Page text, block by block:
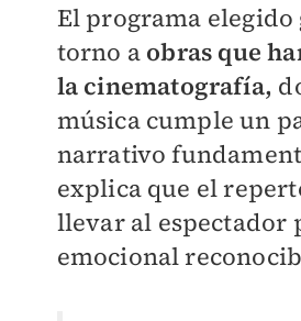
El programa elegido
torno aobras que
la cinematografía,
música cumple un
narrativo
explica que el
llevar al espectador
emocional